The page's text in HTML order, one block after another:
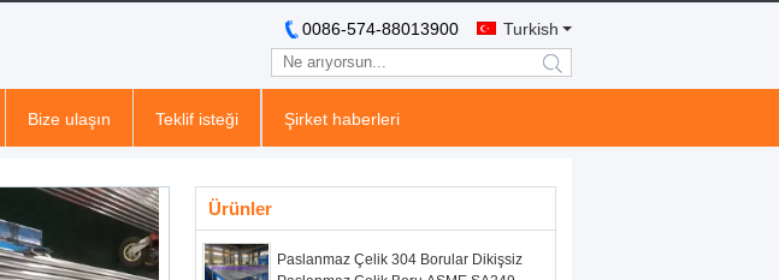
Turkish
0086-574-88013900
search
Bize ulaşın Teklif isteği Şirket haberleri
Ürünler
Paslanmaz Çelik 304 Borular Dikişsiz